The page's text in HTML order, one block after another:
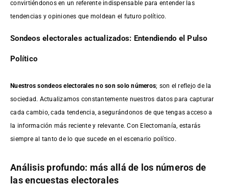
convirtiéndonos en un referente indispensable para entender las
tendencias y opiniones que moldean el futuro político.
Sondeos electorales actualizados: Entendiendo el Pulso
Político
Nuestros sondeos electorales no son solo números; son el reflejo de la
sociedad. Actualizamos constantemente nuestros datos para capturar
cada cambio, cada tendencia, asegurándonos de que tengas acceso a
la información más reciente y relevante. Con Electomanía, estarás
siempre al tanto de lo que sucede en el escenario político.
Análisis profundo: más allá de los números de
las encuestas electorales